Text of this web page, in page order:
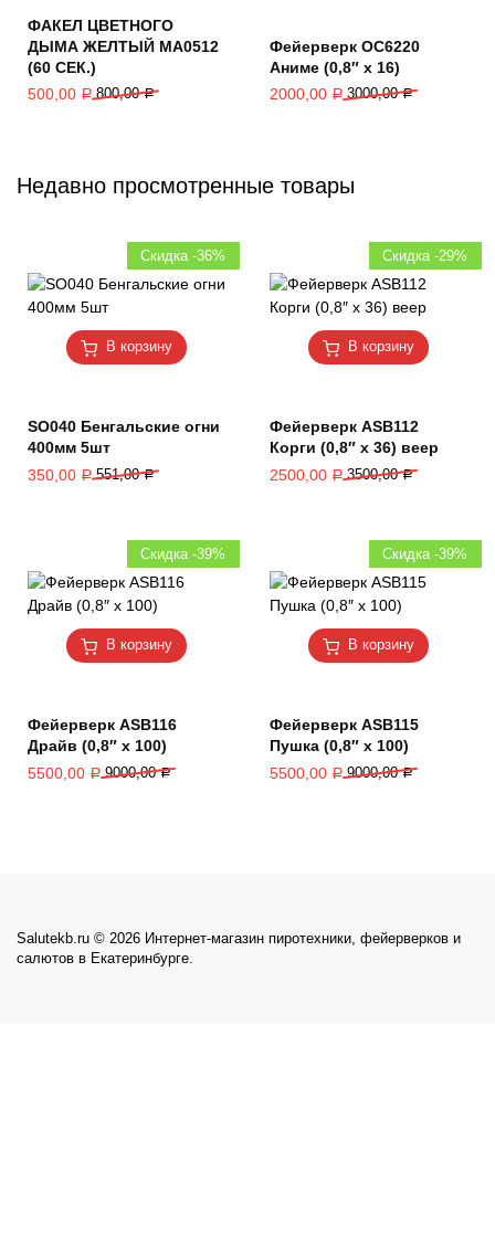
ФАКЕЛ ЦВЕТНОГО
ДЫМА ЖЕЛТЫЙ MA0512
(60 СЕК.)
800,00Р
500,00 Р
Фейерверк ОС6220
Аниме (0,8″ х 16)
3000,00Р
2000,00 Р
Недавно просмотренные товары
В корзину
Скидка -36%
SO040 Бенгальские огни
400мм 5шт
551,00Р
350,00 Р
В корзину
Скидка -29%
Фейерверк ASB112
Корги (0,8″ х 36) веер
3500,00Р
2500,00 Р
В корзину
Скидка -39%
Фейерверк ASB116
Драйв (0,8″ х 100)
9000,00Р
5500,00 Р
В корзину
Скидка -39%
Фейерверк ASB115
Пушка (0,8″ х 100)
9000,00Р
5500,00 Р
Salutekb.ru © 2026 Интернет-магазин пиротехники, фейерверков и
салютов в Екатеринбурге.